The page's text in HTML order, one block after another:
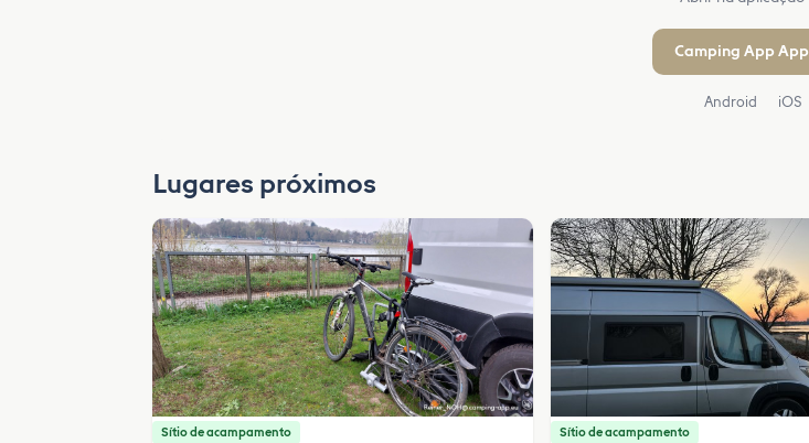
Camping App App
Android iOS
Lugares próximos
Sítio de acampamento Sítio de acampamento